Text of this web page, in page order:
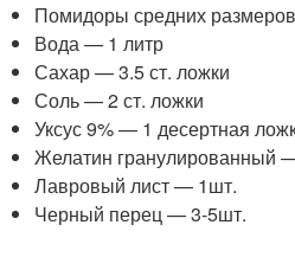
Помидоры средних
Вода — 1 литр
Сахар — 3.5 ст. ложки
Соль — 2 ст. ложки
Уксус 9% — 1 десертная
Желатин гранулированный
Лавровый лист — 1шт.
Черный перец — 3-5шт.